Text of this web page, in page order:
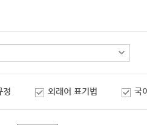
정 외래어 표기법 국